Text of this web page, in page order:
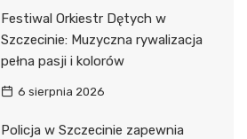
Festiwal Orkiestr Dętych w
Szczecinie: Muzyczna rywalizacja
pełna pasji i kolorów
6 sierpnia 2026
Policja w Szczecinie zapewnia